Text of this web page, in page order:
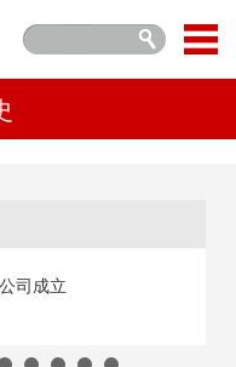
司成立